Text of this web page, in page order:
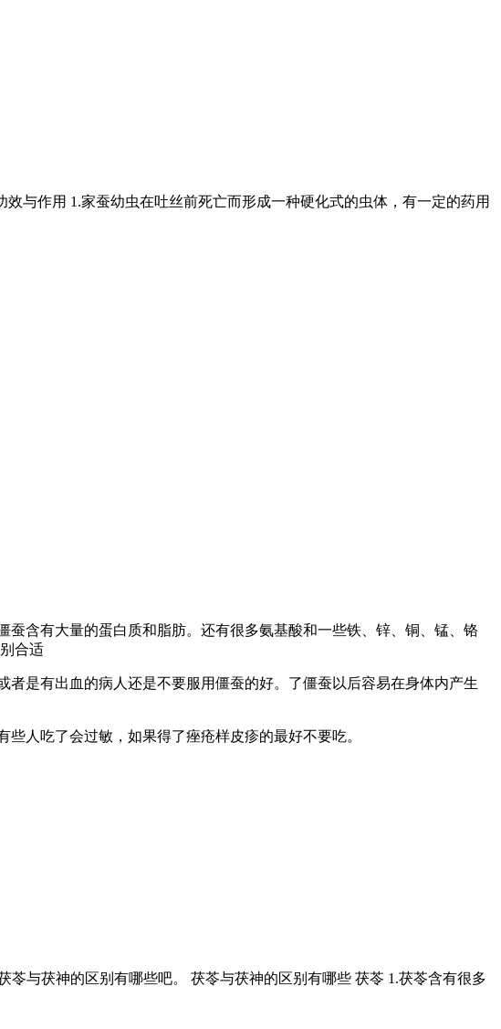
与作用 1.家蚕幼虫在吐丝前死亡而形成一种硬化式的虫体，有一定的药用
含有大量的蛋白质和脂肪。还有很多氨基酸和一些铁、锌、铜、锰、铬
合适
是有出血的病人还是不要服用僵蚕的好。了僵蚕以后容易在身体内产生
人吃了会过敏，如果得了痤疮样皮疹的最好不要吃。
与茯神的区别有哪些吧。 茯苓与茯神的区别有哪些 茯苓 1.茯苓含有很多